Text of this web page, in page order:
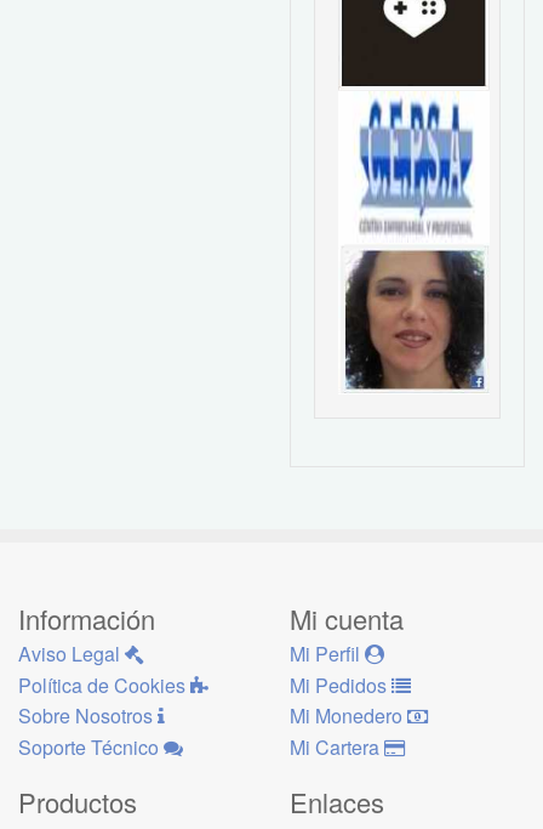
Información
Aviso Legal
Política de Cookies
Sobre Nosotros
Soporte Técnico
Mi cuenta
Mi Perfil
Mi Pedidos
Mi Monedero
Mi Cartera
Productos Enlaces